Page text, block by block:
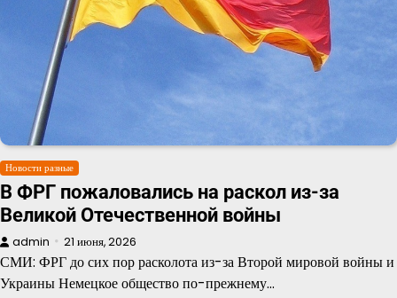
Новости разные
В ФРГ пожаловались на раскол из-за
Великой Отечественной войны
admin 21 июня, 2026
СМИ: ФРГ до сих пор расколота из-за Второй мировой войны и
Украины Немецкое общество по-прежнему…